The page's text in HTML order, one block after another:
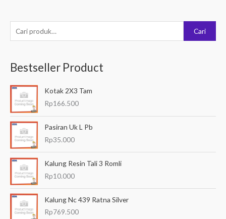
e
c
a
u
n
u
Cari
Bestseller Product
Kotak 2X3 Tam
Rp166.500
Pasiran Uk L Pb
Rp35.000
Kalung Resin Tali 3 Romli
Rp10.000
Kalung Nc 439 Ratna Silver
Rp769.500